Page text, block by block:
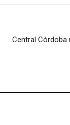
Central Córdoba